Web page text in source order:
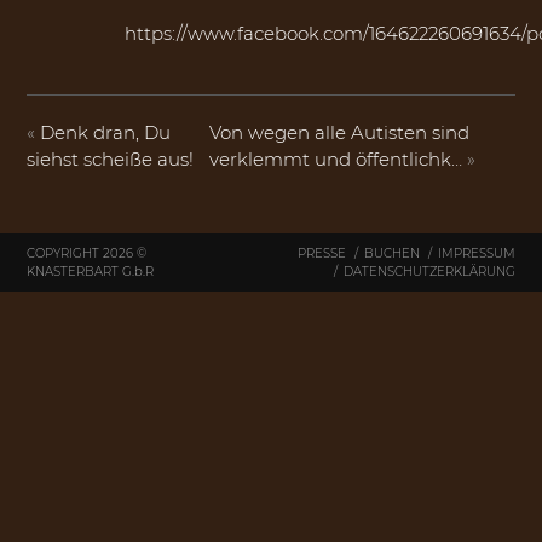
https://www.facebook.com/164622260691634/
« Denk dran, Du
siehst scheiße aus!
Von wegen alle Autisten sind
verklemmt und öffentlichk…»
COPYRIGHT 2026 ©
KNASTERBARTG.b.R
PRESSE BUCHEN
IMPRESSUM
DATENSCHUTZERKLÄRUNG